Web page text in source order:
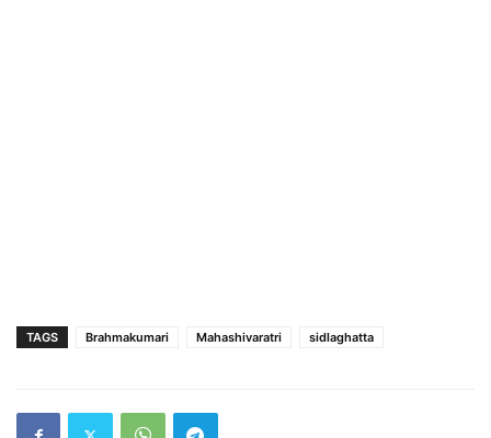
TAGS Brahmakumari Mahashivaratri sidlaghatta